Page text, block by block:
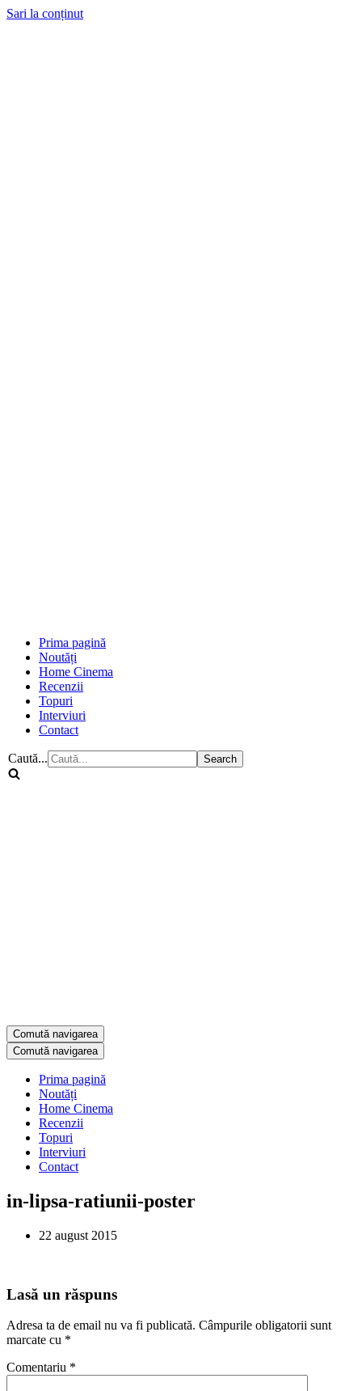
Sari la conținut
Prima pagină
Noutăți
Home Cinema
Recenzii
Topuri
Interviuri
Contact
Caută...
Comută navigarea
Comută navigarea
Prima pagină
Noutăți
Home Cinema
Recenzii
Topuri
Interviuri
Contact
in-lipsa-ratiunii-poster
22 august 2015
Lasă un răspuns
Adresa ta de email nu va fi publicată. Câmpurile obligatorii sunt
marcate cu *
Comentariu *